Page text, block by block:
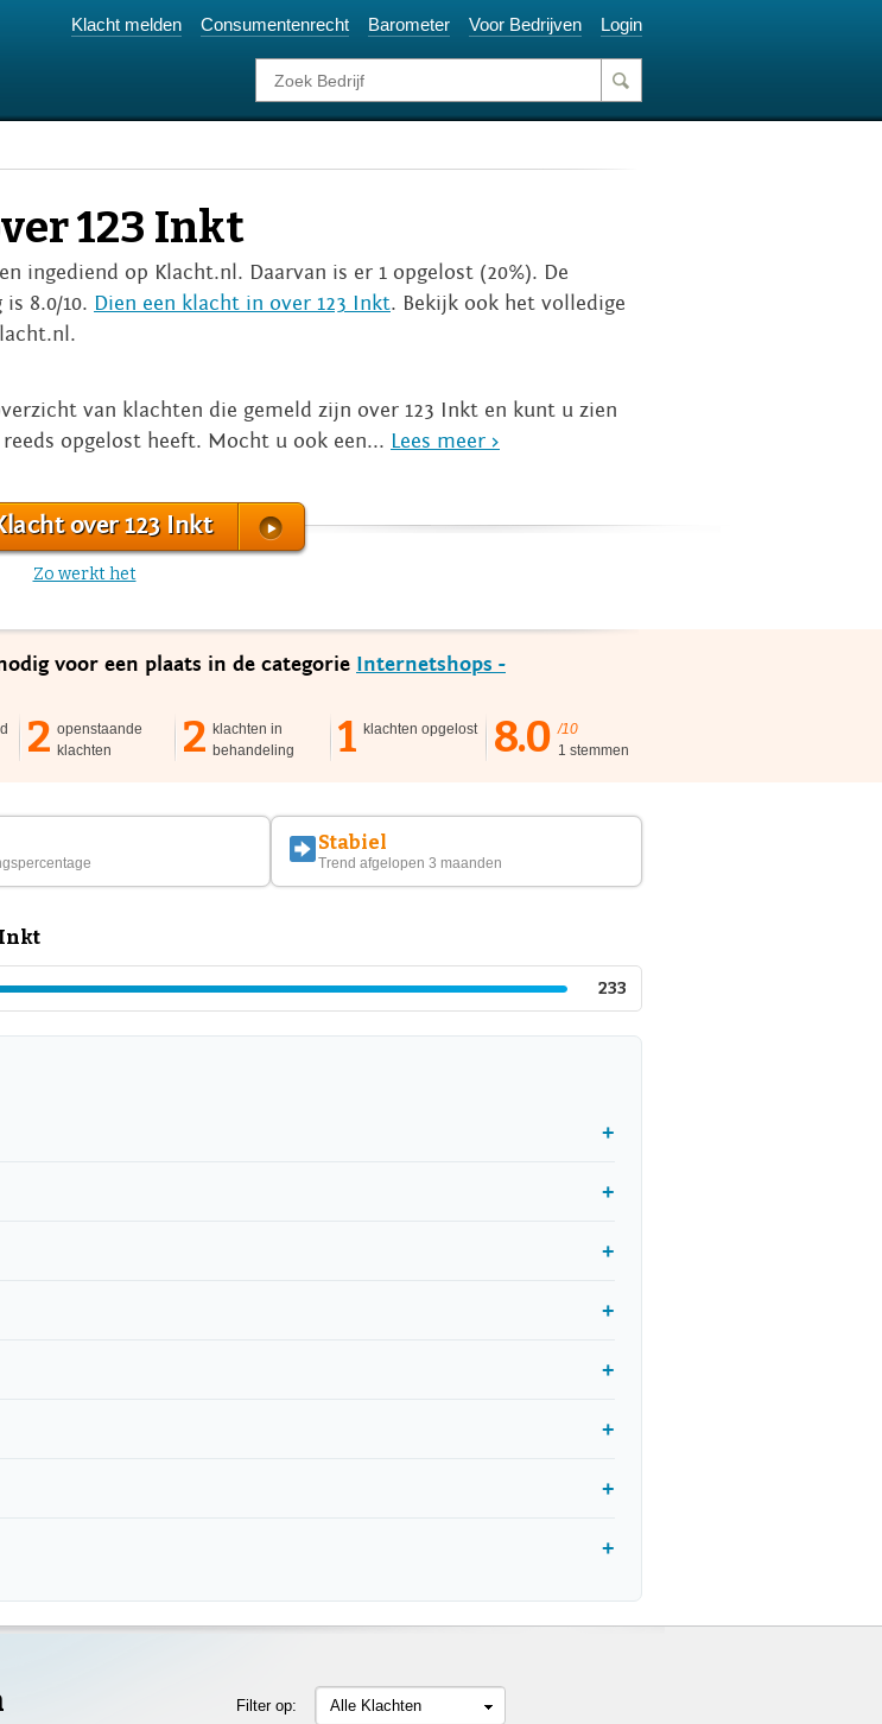
Klacht melden Consumentenrecht Barometer Voor Bedrijven Login
123 Inkt
ingediend op Klacht.nl. Daarvan is er 1 opgelost (20%). De
8.0/10. Dien een klacht in over 123 Inkt. Bekijk ook het volledige
van klachten die gemeld zijn over 123 Inkt en kunt u zien
opgelost heeft. Mocht u ook een... Lees meer >
over 123 Inkt
Zo werkt het
voor een plaats in de categorie Internetshops -
2 openstaande
klachten
2 klachten in
behandeling
1 klachten opgelost 8.0 /10
1 stemmen
Stabiel
Trend afgelopen 3 maanden
233
Filter op: Alle Klachten